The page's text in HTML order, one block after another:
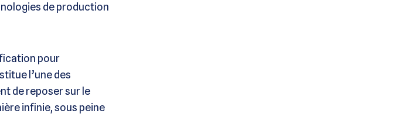
de production
pour
l’une des
de reposer sur le
infinie, sous peine